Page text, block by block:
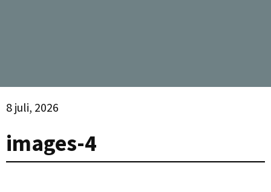
8 juli, 2026
images-4